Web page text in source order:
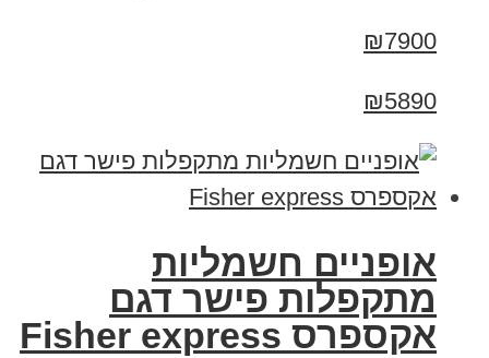
₪7900
₪5890
אופניים חשמליות
מתקפלות פישר דגם
אקספרס Fisher express